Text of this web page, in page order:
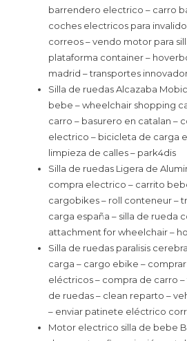
barrendero electrico – carro
coches electricos para
correos – vendo motor para
plataforma container –
madrid – transportes
Silla de ruedas Alcazaba
bebe – wheelchair shopping
carro – basurero en catalan –
electrico – bicicleta de carga
limpieza de calles – park4dis
Silla de ruedas Ligera de
compra electrico – carrito
cargobikes – roll conteneur –
carga españa – silla de rueda
attachment for wheelchair –
Silla de ruedas paralisis
carga – cargo ebike –
eléctricos – compra de carro
de ruedas – clean reparto –
– enviar patinete eléctrico
Motor electrico silla de bebe